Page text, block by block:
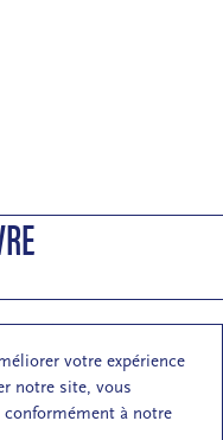
votre expérience
notre site, vous
à notre
de la MA